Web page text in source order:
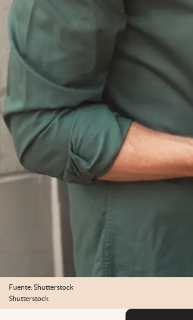
Fuente: Shutterstock
Shutterstock